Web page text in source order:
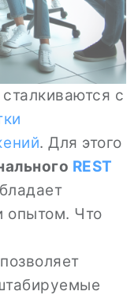
сталкиваются с
. Для этого
REST
опытом. Что